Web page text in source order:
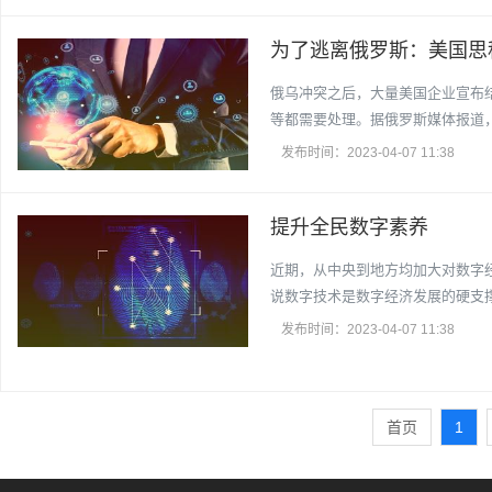
为了逃离俄罗斯：美国
俄乌冲突之后，大量美国企业宣布
等都需要处理。据俄罗斯媒体报道
发布时间：2023-04-07 11:38
提升全民数字素养
近期，从中央到地方均加大对数字
说数字技术是数字经济发展的硬支
发布时间：2023-04-07 11:38
首页 1